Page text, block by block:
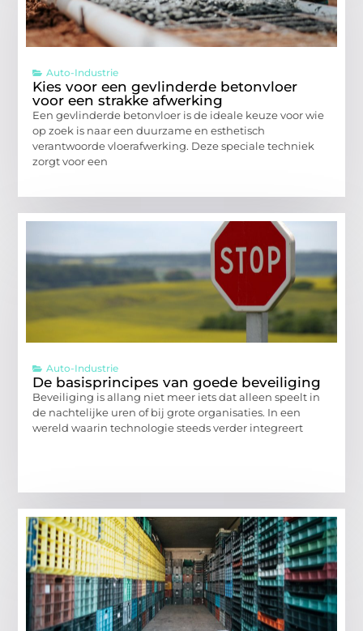
Auto-Industrie
Kies voor een gevlinderde betonvloer
voor een strakke afwerking
Een gevlinderde betonvloer is de ideale keuze voor wie
op zoek is naar een duurzame en esthetisch
verantwoorde vloerafwerking. Deze speciale techniek
zorgt voor een
Auto-Industrie
De basisprincipes van goede beveiliging
Beveiliging is allang niet meer iets dat alleen speelt in
de nachtelijke uren of bij grote organisaties. In een
wereld waarin technologie steeds verder integreert